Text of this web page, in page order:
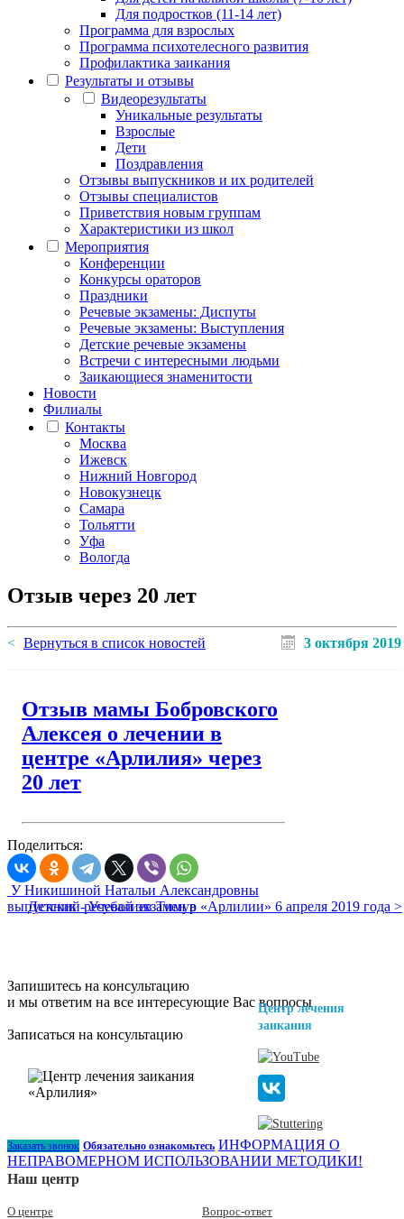
Для подростков (11-14 лет)
Программа для взрослых
Программа психотелесного развития
Профилактика заикания
Результаты и отзывы
Видеорезультаты
Уникальные результаты
Взрослые
Дети
Поздравления
Отзывы выпускников и их родителей
Отзывы специалистов
Приветствия новым группам
Характеристики из школ
Мероприятия
Конференции
Конкурсы ораторов
Праздники
Речевые экзамены: Диспуты
Речевые экзамены: Выступления
Детские речевые экзамены
Встречи с интересными людьми
Заикающиеся знаменитости
Новости
Филиалы
Контакты
Москва
Ижевск
Нижний Новгород
Новокузнецк
Самара
Тольятти
Уфа
Вологда
Отзыв через 20 лет
Вернуться в список новостей 3 октября 2019
Отзыв мамы Бобровского
Алексея о лечении в
центре «Арлилия» через
20 лет
Поделиться:
У Никишиной Натальи Александровны
выпускник - Усубалиев Тимур
Детский речевой экзамен в «Арлилии» 6 апреля 2019 года >
Запишитесь на консультацию
и мы ответим на все интересующие Вас вопросы
Записаться на консультацию
Центр лечения
заикания
Заказать звонок Обязательно ознакомьтесь ИНФОРМАЦИЯ О
НЕПРАВОМЕРНОМ ИСПОЛЬЗОВАНИИ МЕТОДИКИ!
Наш центр
О центре
Вопрос-ответ